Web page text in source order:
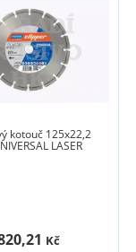
kotouč 125x22,2
LASER
Kč